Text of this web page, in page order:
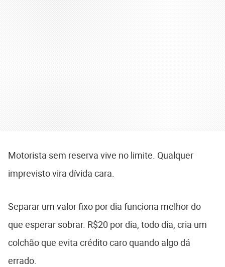
Motorista sem reserva vive no limite. Qualquer
imprevisto vira dívida cara.
Separar um valor fixo por dia funciona melhor do
que esperar sobrar. R$20 por dia, todo dia, cria um
colchão que evita crédito caro quando algo dá
errado.